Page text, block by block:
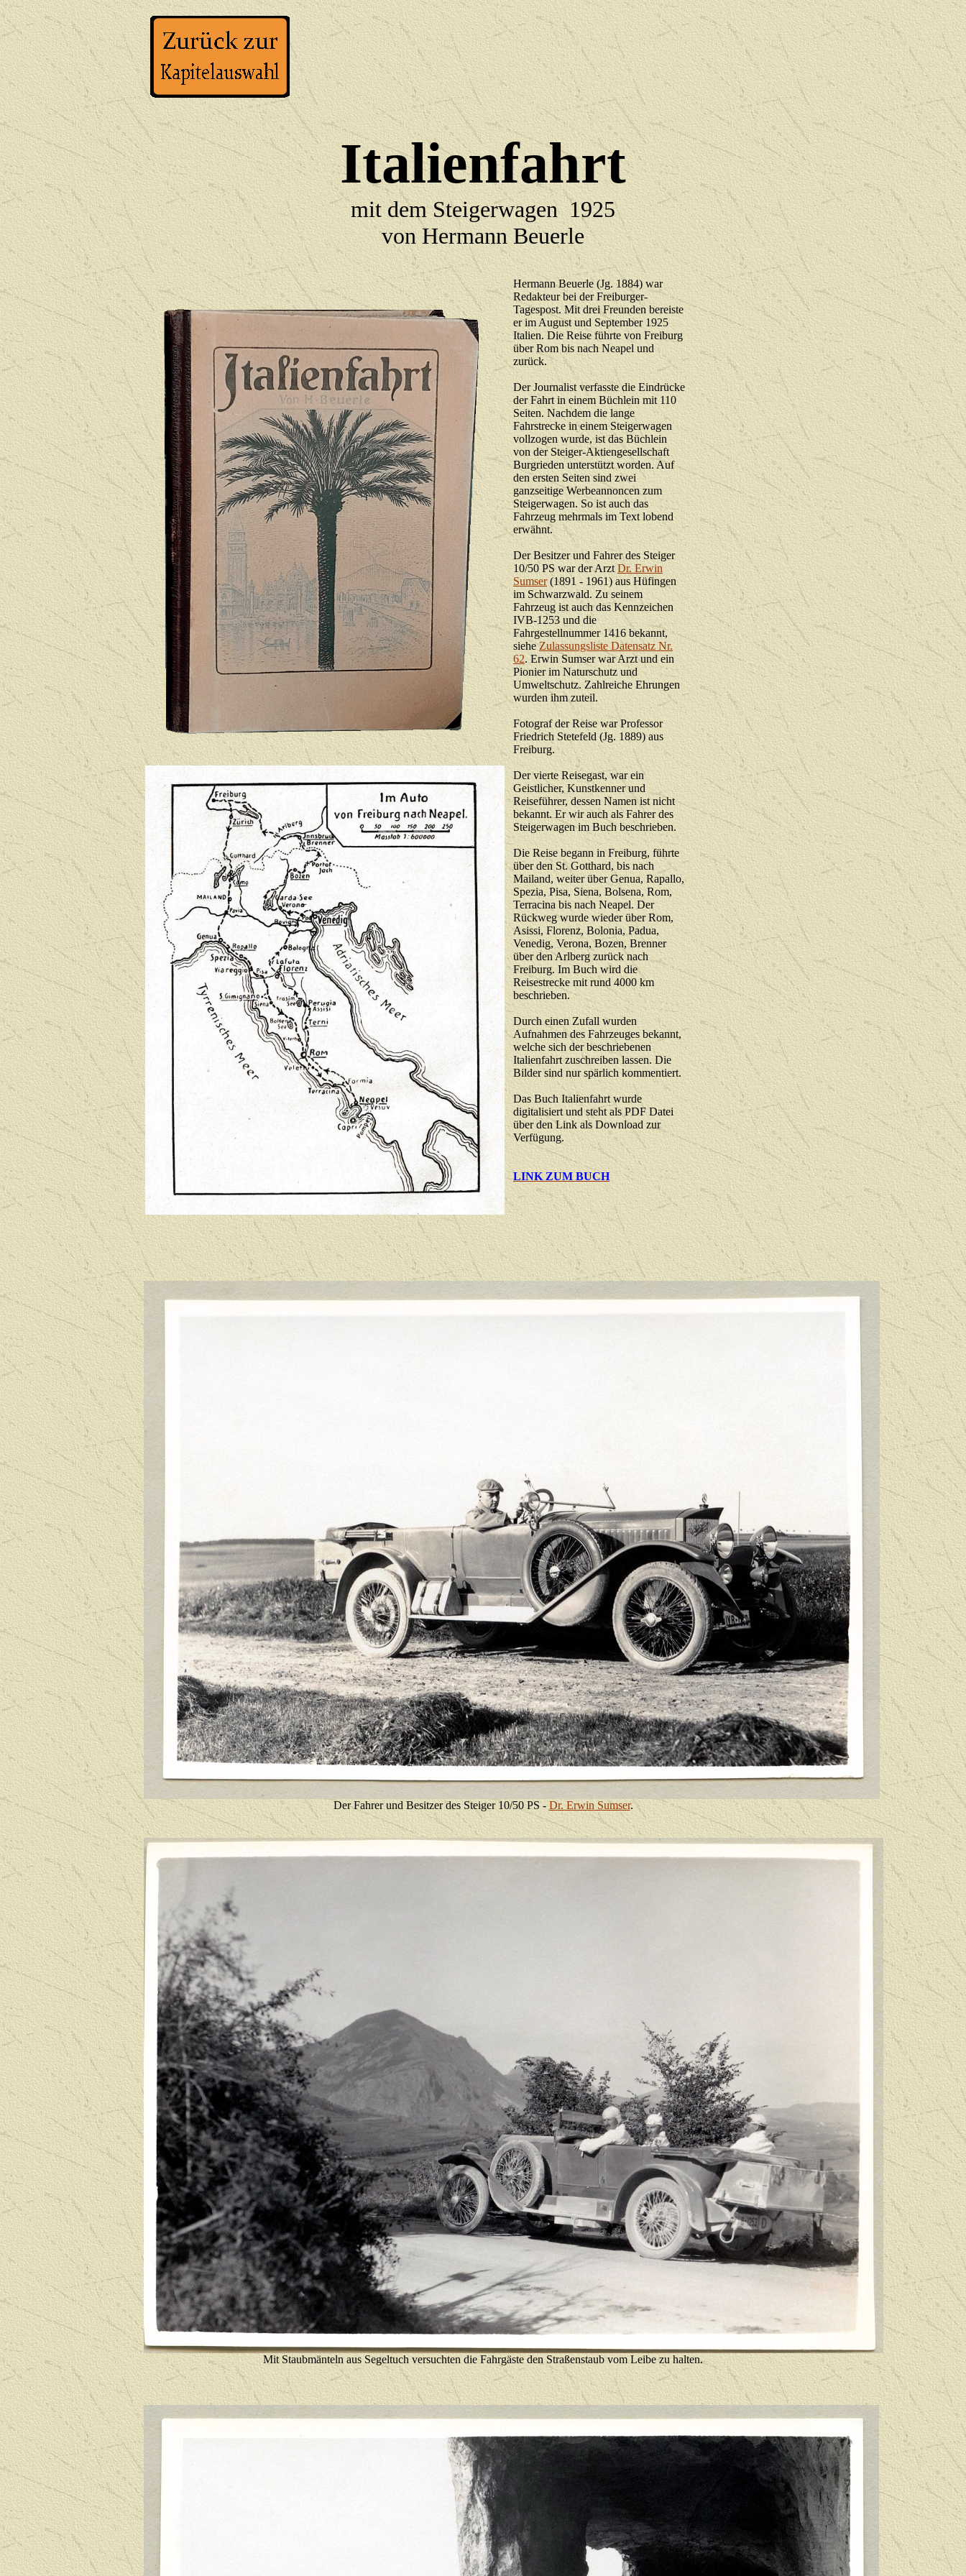
Italienfahrt
mit dem Steigerwagen 1925
von Hermann Beuerle
Hermann Beuerle (Jg. 1884) war
Redakteur bei der Freiburger-
Tagespost. Mit drei Freunden bereiste
er im August und September 1925
Italien. Die Reise führte von Freiburg
über Rom bis nach Neapel und
zurück.
Der Journalist verfasste die Eindrücke
der Fahrt in einem Büchlein mit 110
Seiten. Nachdem die lange
Fahrstrecke in einem Steigerwagen
vollzogen wurde, ist das Büchlein
von der Steiger-Aktiengesellschaft
Burgrieden unterstützt worden. Auf
den ersten Seiten sind zwei
ganzseitige Werbeannoncen zum
Steigerwagen. So ist auch das
Fahrzeug mehrmals im Text lobend
erwähnt.
Der Besitzer und Fahrer des Steiger
10/50 PS war der Arzt Dr. Erwin
Sumser(1891 - 1961) aus Hüfingen
im Schwarzwald. Zu seinem
Fahrzeug ist auch das Kennzeichen
IVB-1253 und die
Fahrgestellnummer 1416 bekannt,
sieheZulassungsliste Datensatz Nr.
62. Erwin Sumser war Arzt und ein
Pionier im Naturschutz und
Umweltschutz. Zahlreiche Ehrungen
wurden ihm zuteil.
Fotograf der Reise war Professor
Friedrich Stetefeld (Jg. 1889) aus
Freiburg.
Der vierte Reisegast, war ein
Geistlicher, Kunstkenner und
Reiseführer, dessen Namen ist nicht
bekannt. Er wir auch als Fahrer des
Steigerwagen im Buch beschrieben.
Die Reise begann in Freiburg, führte
über den St. Gotthard, bis nach
Mailand, weiter über Genua, Rapallo,
Spezia, Pisa, Siena, Bolsena, Rom,
Terracina bis nach Neapel. Der
Rückweg wurde wieder über Rom,
Asissi, Florenz, Bolonia, Padua,
Venedig, Verona, Bozen, Brenner
über den Arlberg zurück nach
Freiburg. Im Buch wird die
Reisestrecke mit rund 4000 km
beschrieben.
Durch einen Zufall wurden
Aufnahmen des Fahrzeuges bekannt,
welche sich der beschriebenen
Italienfahrt zuschreiben lassen. Die
Bilder sind nur spärlich kommentiert.
Das Buch Italienfahrt wurde
digitalisiert und steht als PDF Datei
über den Link als Download zur
Verfügung.
LINK ZUM BUCH
Der Fahrer und Besitzer des Steiger 10/50 PS -Dr. Erwin Sumser.
Mit Staubmänteln aus Segeltuch versuchten die Fahrgäste den Straßenstaub vom Leibe zu halten.